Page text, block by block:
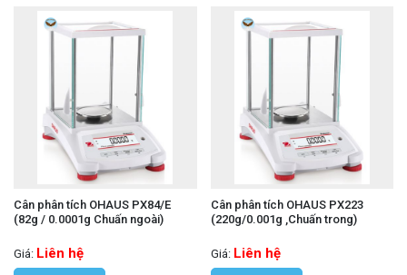
Cân phân tích OHAUS PX84/E
(82g / 0.0001g Chuấn ngoài)
Giá: Liên hệ
Cân phân tích OHAUS PX223
(220g/0.001g ,Chuấn trong)
Giá: Liên hệ